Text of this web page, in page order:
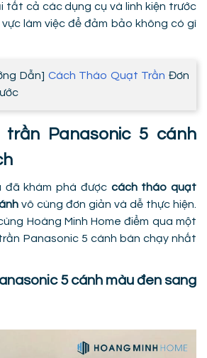
tất cả các dụng cụ và linh kiện trước
vực làm việc để đảm bảo không có gì
Dẫn] Cách Tháo Quạt Trần Đơn
trần Panasonic 5 cánh
đã khám phá được cách tháo quạt
vô cùng đơn giản và dễ thực hiện.
Hoàng Minh Home điểm qua một
Panasonic 5 cánh bán chạy nhất
5 cánh màu đen sang